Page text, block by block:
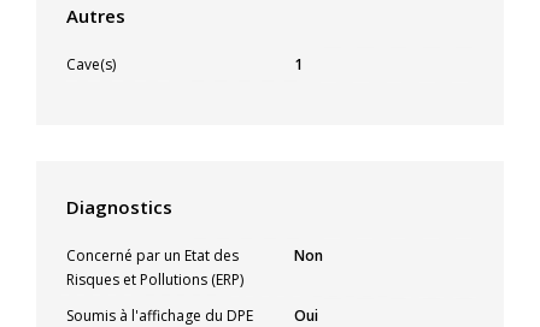
Autres
Cave(s) 1
Diagnostics
Concerné par un Etat des
Risques et Pollutions (ERP)
Non
Soumis à l'affichage du DPE
Oui